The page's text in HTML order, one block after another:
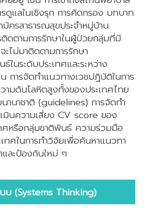
ดูแลในเชิงรุก การคัดกรอง บทบาท
มัครสาธารณสุขประจำหมู่บ้าน
ดตามการรักษาในผู้ป่วยกลุ่มที่มี
ะไม่มาติดตามการรักษา
ในระดับประเทศและระหว่าง
การจัดทำแนวทางเวชปฏิบัติในการ
ามดันโลหิตสูงทั้งของประเทศไทย
นานาชาติ (guidelines) การจัดทำ
มินความเสี่ยง CV score ของ
ศหรือกลุ่มชาติพันธ์ ความร่วมมือ
เทศในการทำวิจัยเพื่อค้นหาแนวทา
และป้องกันใหม่ ๆ
บ (Systems Thinking)